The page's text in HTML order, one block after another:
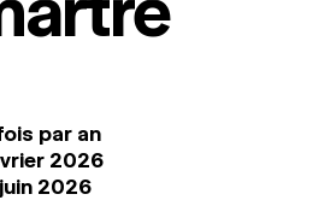
par an
2026
juin 2026